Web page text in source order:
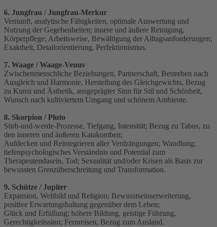
6. Jungfrau / Jungfrau-Merkur
Vernunft, analytische Fähigkeiten, optimale Auswertung und
Nutzung der Gegebenheiten; innere und äußere Reinigung,
Körperpflege; Arbeitsweise, Bewältigung der Alltagsanforderungen;
Exaktheit, Detailorientierung, Perfektionismus.
7. Waage / Waage-Venus
Zwischenmenschliche Beziehungen, Partnerschaft, Bestreben nach
Ausgleich und Harmonie, Herstellung des Gleichgewichts, Bezug
zu Kunst und Ästhetik, ausgeprägter Sinn für Stil und Schönheit,
Wunsch nach kultiviertem Umgang und schönem Ambiente.
8. Skorpion / Pluto
Stirb-und-werde-Prozesse, Tiefgang, Intensität; Bezug zu Tabus, zu
den inneren und äußeren Katakomben;
Aufdecken und Reintegrieren aller Verdrängungen; Wandlung;
tiefenpsychologisches Verständnis und Potential zum
Therapeutendasein, Tod; Sexualität und/oder Krisen als Basis zur
bewussten Grenzüberschreitung und Transformation.
9. Schütze / Jupiter
Expansion, Weltbild und Religion; Bewusstseinserweiterung,
positive Erwartungshaltung gegenüber dem Leben;
Glück und Erfüllung; höhere Bildung, geistige Führung,
Gerechtigkeitssinn; Fernreisen, Bezug zum Ausland.